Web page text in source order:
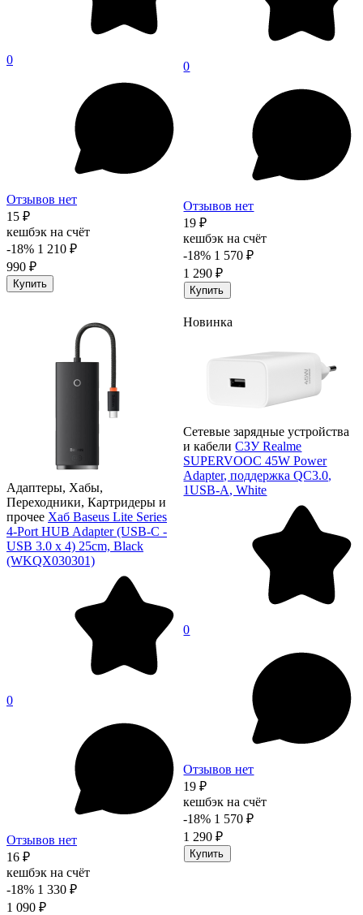
0
Отзывов нет
15 ₽
кешбэк на счёт
-18% 1 210 ₽
990 ₽
Купить
0
Отзывов нет
19 ₽
кешбэк на счёт
-18% 1 570 ₽
1 290 ₽
Купить
Адаптеры, Хабы,
Переходники, Картридеры и
прочее Хаб Baseus Lite Series
4-Port HUB Adapter (USB-C -
USB 3.0 х 4) 25cm, Black
(WKQX030301)
0
Отзывов нет
16 ₽
кешбэк на счёт
-18% 1 330 ₽
1 090 ₽
Новинка
Сетевые зарядные устройства
и кабели СЗУ Realme
SUPERVOOC 45W Power
Adapter, поддержка QC3.0,
1USB-A, White
0
Отзывов нет
19 ₽
кешбэк на счёт
-18% 1 570 ₽
1 290 ₽
Купить